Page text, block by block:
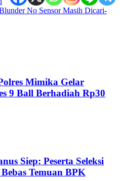
No Sensor Masih Dicari-
Mimika Gelar
9 Ball Berhadiah Rp30
Siep: Peserta Seleksi
Temuan BPK